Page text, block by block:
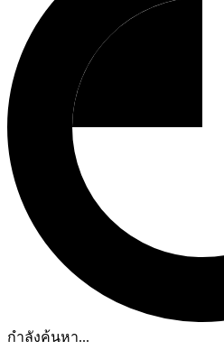
กำลังค้นหา...